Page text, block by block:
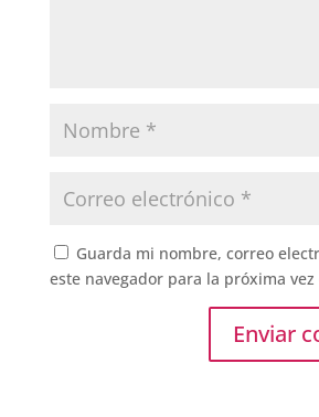
Guarda mi nombre, correo
este navegador para la próxima